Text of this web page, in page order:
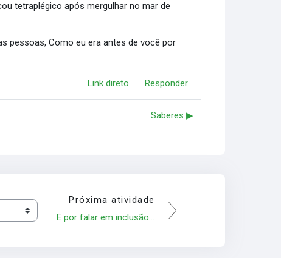
tetraplégico após mergulhar no mar de
pessoas, Como eu era antes de você por
Link direto Responder
Saberes ▶︎
Próxima atividade
E por falar em inclusão...